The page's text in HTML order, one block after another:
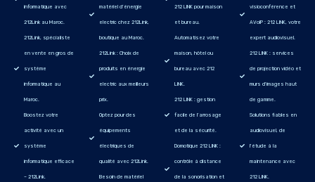
informatique avec
212Link au Maroc.
212Link, spécialiste
en vente en gros de
système
informatique au
Maroc.
Boostez votre
activité avec un
système
informatique efficace
– 212Link.
matériel d’énergie
electric chez 212Link,
boutique au Maroc.
212Link : Choix de
produits en énergie
electric aux meilleurs
prix.
Optez pour des
équipements
électriques de
qualité avec 212Link.
Besoin de matériel
212 LINK pour maison
et bureau.
Automatisez votre
maison, hôtel ou
bureau avec 212
LINK.
212 LINK : gestion
facile de l’arrosage
et de la sécurité.
Domotique 212 LINK :
contrôle à distance
de la sonorisation et
visioconférence et
AVoIP : 212 LINK, votre
expert audiovisuel.
212 LINK : services
de projection vidéo et
murs d'images haut
de gamme.
Solutions fiables en
audiovisuel, de
l'étude à la
maintenance avec
212 LINK.